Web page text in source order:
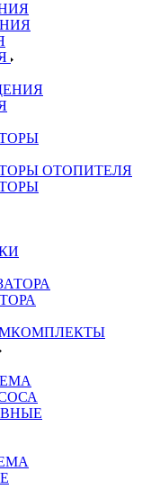
ОТОПИТЕЛЯ